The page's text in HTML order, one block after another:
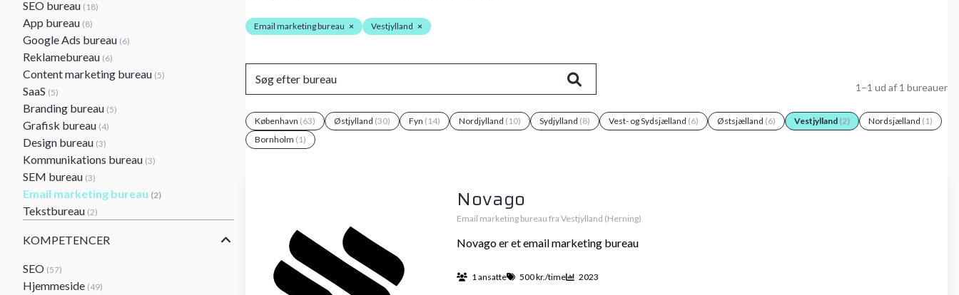
SEO bureau (18)
App bureau (8)
Google Ads bureau (6)
Reklamebureau (6)
Content marketing bureau (5)
SaaS (5)
Branding bureau (5)
Grafisk bureau (4)
Design bureau (3)
Kommunikations bureau (3)
SEM bureau (3)
Email marketing bureau (2)
Tekstbureau (2)
KOMPETENCER
SEO (57)
Hjemmeside (49)
Email marketing bureau × Vestjylland ×
1–1 ud af 1 bureauer
København (63) Østjylland (30) Fyn (14) Nordjylland (10) Sydjylland (8) Vest- og Sydsjælland (6) Østsjælland (6) Vestjylland (2) Nordsjælland (1)
Bornholm (1)
Novago
Email marketing bureau fra Vestjylland (Herning)
Novago er et email marketing bureau
1 ansatte 500 kr./time 2023